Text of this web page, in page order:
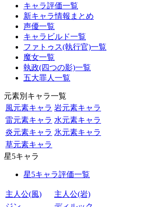
キャラ評価一覧
新キャラ情報まとめ
声優一覧
キャラビルド一覧
ファトゥス(執行官)一覧
魔女一覧
執政(四つの影)一覧
五大罪人一覧
元素別キャラ一覧
風元素キャラ 岩元素キャラ
雷元素キャラ 水元素キャラ
炎元素キャラ 氷元素キャラ
草元素キャラ
星5キャラ
星5キャラ評価一覧
主人公(風)
主人公(岩)